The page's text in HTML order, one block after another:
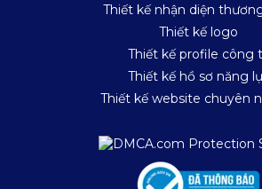
Thiết kế nhận diện
Thiết kế logo
Thiết kế profile công
Thiết kế hồ sơ năng
Thiết kế website chuyên